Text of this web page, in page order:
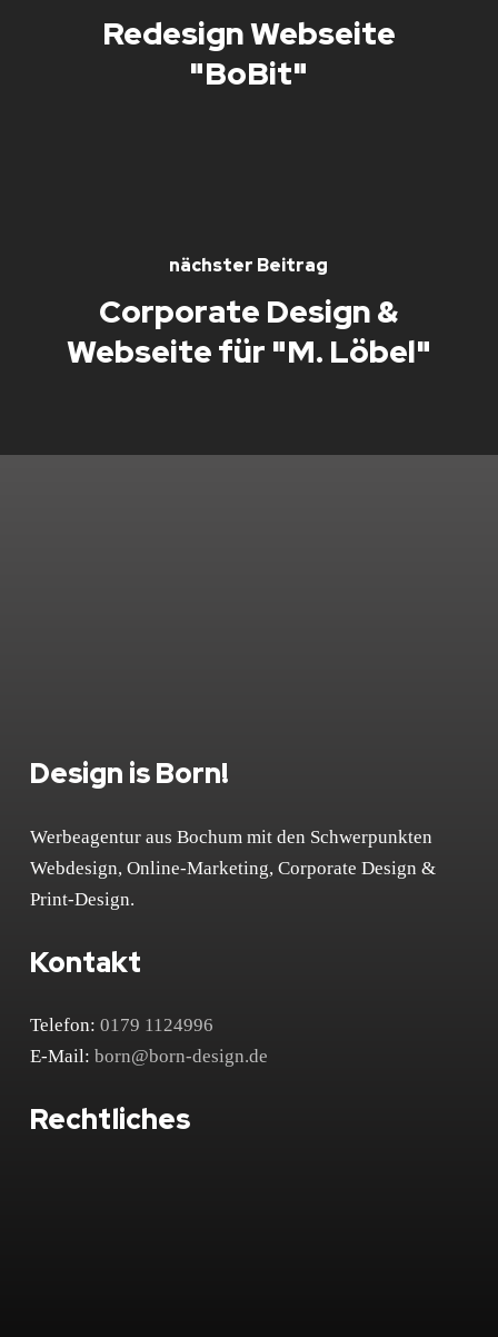
Redesign Webseite
"BoBit"
nächster Beitrag
Corporate Design &
Webseite für "M. Löbel"
Design is Born!
Werbeagentur aus Bochum mit den Schwerpunkten
Webdesign, Online-Marketing, Corporate Design &
Print-Design.
Kontakt
Telefon:0179 1124996
E-Mail:born@born-design.de
Rechtliches